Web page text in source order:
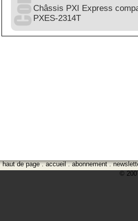
Châssis PXI Express
PXES-2314T
haut de page.accueil.abonnement.
©